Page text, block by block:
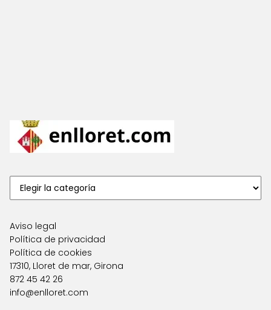
Aviso legal
Política de privacidad
Política de cookies
17310, Lloret de mar, Girona
872 45 42 26
info@enlloret.com